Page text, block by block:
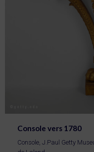
Console vers 1780
Console, J.Paul Getty